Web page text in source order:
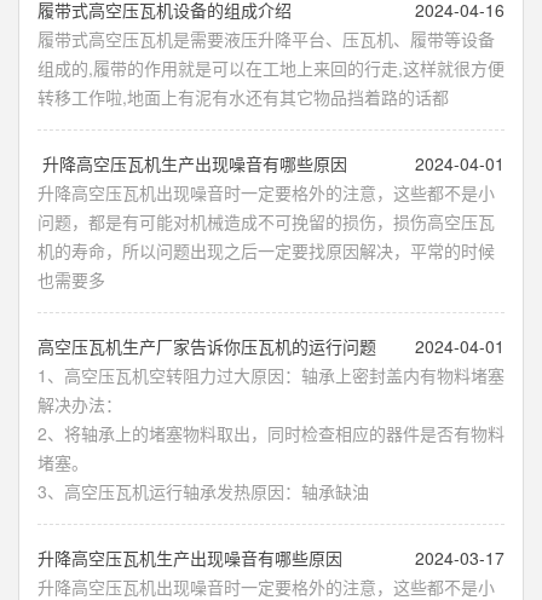
​履带式高空压瓦机设备的组成介绍
2024-04-16
履带式高空压瓦机是需要液压升降平台、压瓦机、履带等设备
组成的,履带的作用就是可以在工地上来回的行走,这样就很方便
转移工作啦,地面上有泥有水还有其它物品挡着路的话都
​ 升降高空压瓦机生产出现噪音有哪些原因
2024-04-01
升降高空压瓦机出现噪音时一定要格外的注意，这些都不是小
问题，都是有可能对机械造成不可挽留的损伤，损伤高空压瓦
机的寿命，所以问题出现之后一定要找原因解决，平常的时候
也需要多
​高空压瓦机生产厂家告诉你压瓦机的运行问题
2024-04-01
1、高空压瓦机空转阻力过大原因：轴承上密封盖内有物料堵塞
解决办法：
2、将轴承上的堵塞物料取出，同时检查相应的器件是否有物料
堵塞。
3、高空压瓦机运行轴承发热原因：轴承缺油
​升降高空压瓦机生产出现噪音有哪些原因
2024-03-17
升降高空压瓦机出现噪音时一定要格外的注意，这些都不是小